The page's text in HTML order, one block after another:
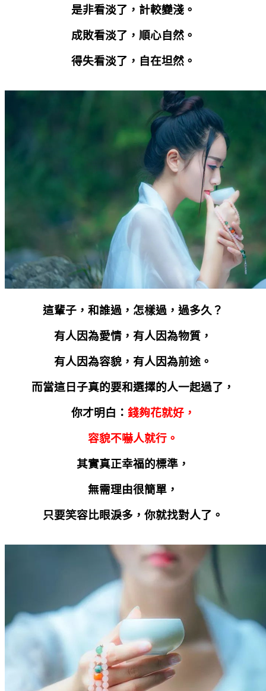
是非看淡了，計較變淺。
成敗看淡了，順心自然。
得失看淡了，自在坦然。
這輩子，和誰過，怎樣過，過多久？
有人因為愛情，有人因為物質，
有人因為容貌，有人因為前途。
而當這日子真的要和選擇的人一起過了，
你才明白： 錢夠花就好，
容貌不嚇人就行。
其實真正幸福的標準，
無需理由很簡單，
只要笑容比眼淚多，你就找對人了。